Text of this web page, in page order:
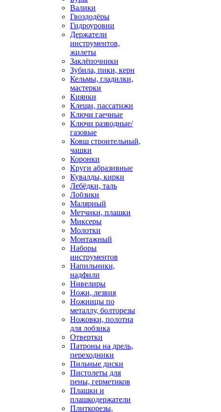
Валики
Гвоздодёры
Гидроуровни
Держатели
инструментов,
жилеты
Заклёпочники
Зубила, пики, керн
Кельмы, гладилки,
мастерки
Киянки
Клещи, пассатижи
Ключи гаечные
Ключи разводные/
газовые
Ковш строительный,
чашки
Коронки
Круги абразивные
Кувалды, кирки
Лебёдки, таль
Лобзики
Малярный
Метчики, плашки
Миксеры
Молотки
Монтажный
Наборы
инструментов
Напильники,
надфили
Нивелиры
Ножи, лезвия
Ножницы по
металлу, болторезы
Ножовки, полотна
для лобзика
Отвертки
Патроны на дрель,
переходники
Пильные диски
Пистолеты для
пены, герметиков
Плашки и
плашкодержатели
Плиткорезы,